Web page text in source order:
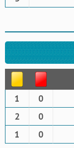
1 0
2 0
1 0